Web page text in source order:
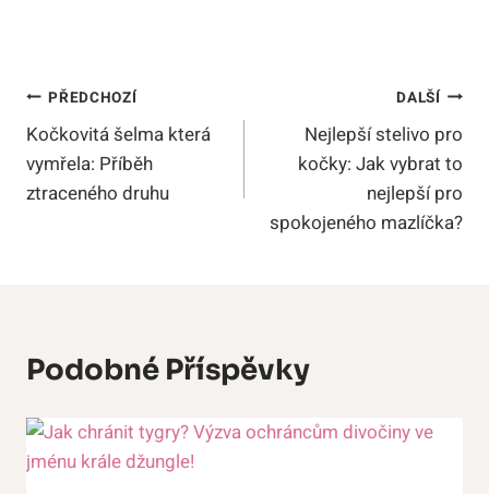
Navigace
Pro
Příspěvek
PŘEDCHOZÍ
Kočkovitá šelma která
vymřela: Příběh
ztraceného druhu
DALŠÍ
Nejlepší stelivo pro
kočky: Jak vybrat to
nejlepší pro
spokojeného mazlíčka?
Podobné Příspěvky